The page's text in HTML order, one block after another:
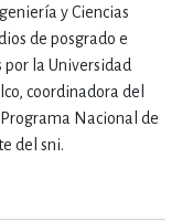
y Ciencias
de posgrado e
por la Universidad
coordinadora del
Nacional de
del sni.